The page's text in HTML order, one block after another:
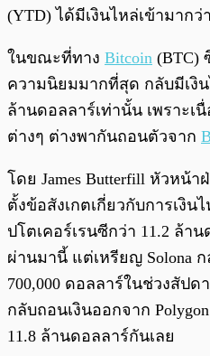
(YTD) ได้มีเงินไหล่เข้ามาก
ในขณะที่ทาง Bitcoin (BTC)
ความนิยมมากที่สุด กลับมีเงิน
ล้านดอลลาร์เท่านั้น เพราะเ
ต่างๆ ต่างพากันถอนตัวจาก
โดย James Butterfill หัวหน้า
ตั้งข้อสังเกตเกี่ยวกับการเงิ
ปโตเคอร์เรนซีกว่า 11.2 ล้า
ผ่านมานี้ แต่เหรียญ Solona
700,000 ดอลลาร์ในช่วงสัป
กลับถอนเงินออกจาก
11.8 ล้านดอลลาร์กันเลย